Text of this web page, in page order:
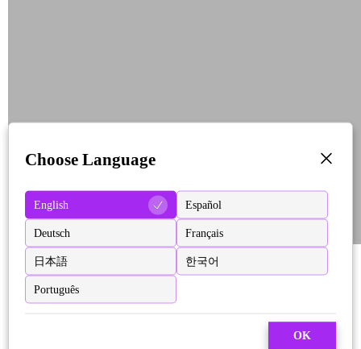
Choose Language
English Español
Deutsch Français
日本語 한국어
Português
OK